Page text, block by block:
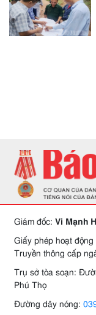
Giám đốc: Vi Mạnh
Giấy phép hoạt
Truyền thông cấp
Trụ sở tòa soạn:
Phú Thọ
Đường dây nóng: